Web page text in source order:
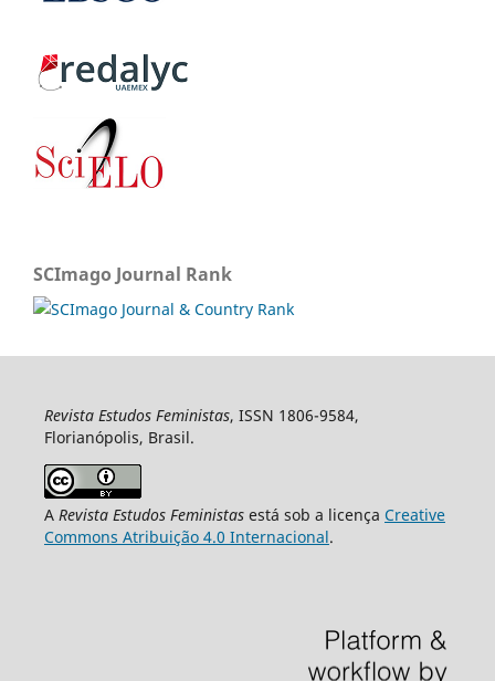
SCImago Journal Rank
Revista Estudos Feministas, ISSN 1806-9584,
Florianópolis, Brasil.
A Revista Estudos Feministasestá sob a licença Creative
Commons Atribuição 4.0 Internacional.